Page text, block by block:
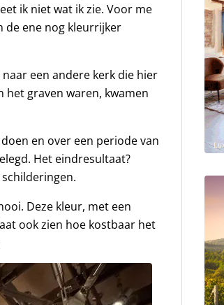
ik niet wat ik zie. Voor me
de ene nog kleurrijker
een andere kerk die hier
het graven waren, kwamen
en over een periode van
Het eindresultaat?
Deze kleur, met een
ook zien hoe kostbaar het